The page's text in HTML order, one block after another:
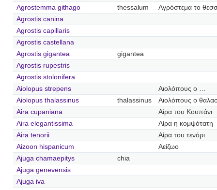
Agrostemma githago
thessalum
Αγρόστεμα το
Agrostis canina
Agrostis capillaris
Agrostis castellana
Agrostis gigantea
gigantea
Agrostis rupestris
Agrostis stolonifera
Aiolopus strepens
Αιολόπους ο …
Aiolopus thalassinus
thalassinus
Αιολόπους ο
Aira cupaniana
Αίρα του Κουπάνι
Aira elegantissima
Αίρα η κομψότατη
Aira tenorii
Αίρα του τενόρι
Aizoon hispanicum
Αείζωο
Ajuga chamaepitys
chia
Ajuga genevensis
Ajuga iva